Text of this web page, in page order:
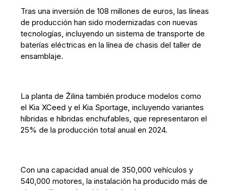
Tras una inversión de 108 millones de euros, las líneas
de producción han sido modernizadas con nuevas
tecnologías, incluyendo un sistema de transporte de
baterías eléctricas en la línea de chasis del taller de
ensamblaje.
La planta de Žilina también produce modelos como
el Kia XCeed y el Kia Sportage, incluyendo variantes
híbridas e híbridas enchufables, que representaron el
25% de la producción total anual en 2024.
Con una capacidad anual de 350,000 vehículos y
540,000 motores, la instalación ha producido más de